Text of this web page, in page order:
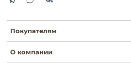
Покупателям
О компании